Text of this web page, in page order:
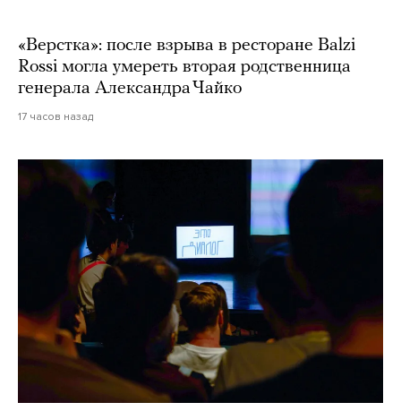
«Верстка»: после взрыва в ресторане Balzi
Rossi могла умереть вторая родственница
генерала Александра Чайко
17 часов назад